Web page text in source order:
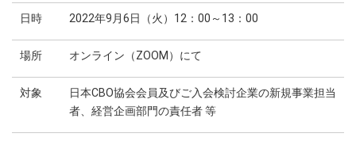
日時 2022年9月6日（火）12：00～13：00
場所 オンライン（ZOOM）にて
対象
日本CBO協会会員及びご入会検討企業の新規事業担当
者、経営企画部門の責任者 等